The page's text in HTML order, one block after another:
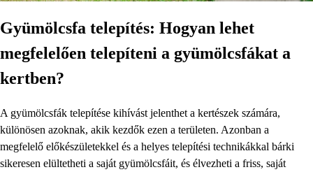
Gyümölcsfa telepítés: Hogyan lehet
megfelelően telepíteni a gyümölcsfákat a
kertben?
A gyümölcsfák telepítése kihívást jelenthet a kertészek számára,
különösen azoknak, akik kezdők ezen a területen. Azonban a
megfelelő előkészületekkel és a helyes telepítési technikákkal bárki
sikeresen elültetheti a saját gyümölcsfáit, és élvezheti a friss, saját